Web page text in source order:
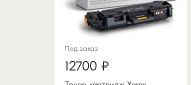
Под заказ
12700 ₽